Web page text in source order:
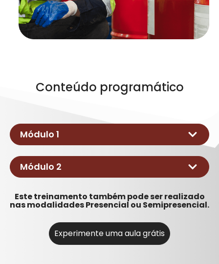
Conteúdo programático
Módulo 1
Objetivos;
Principais aspectos da NR20;
Inflamáveis: características,
Perigos e riscos;
Exercícios;
Fontes de ignição e seu controle;
Módulo 2
Simulador de Combate ao Incêndio
Este treinamento também pode ser realizado
nas modalidades Presencial ou Semipresencial.
Experimente uma aula grátis